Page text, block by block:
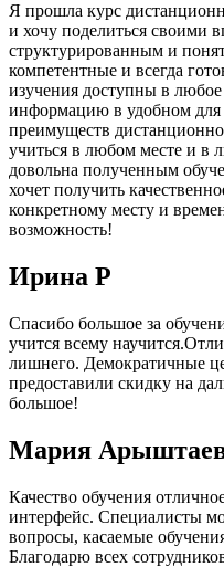
Я прошла курс
и хочу поделиться своими
структурированным и
компетентные и всегда
изучения доступны в любое
информацию в удобном
преимуществ
учиться в любом месте и в
довольна полученным
хочет получить
конкретному месту и
возможность!
Ирина Р
Спасибо большое за
учится всему
лишнего. Демократичные
предоставили скидку на
большое!
Мария
Качество обучения
интерфейс. Специалисты
вопросы, касаемые
Благодарю всех